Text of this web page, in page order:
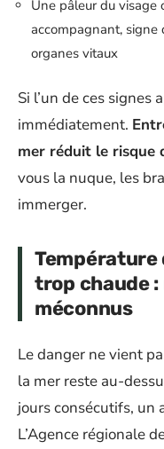
Une pâleur du visage
accompagnant, signe
organes vitaux
Si l’un de ces signes
immédiatement.
mer réduit le risque
vous la nuque, les
immerger.
Température
trop chaude
méconnus
Le danger ne vient
la mer reste au-
jours consécutifs, un
L’Agence régionale